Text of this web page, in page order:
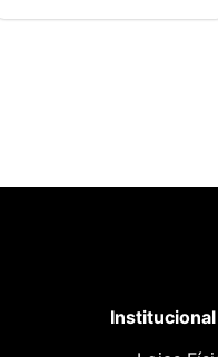
Institucional